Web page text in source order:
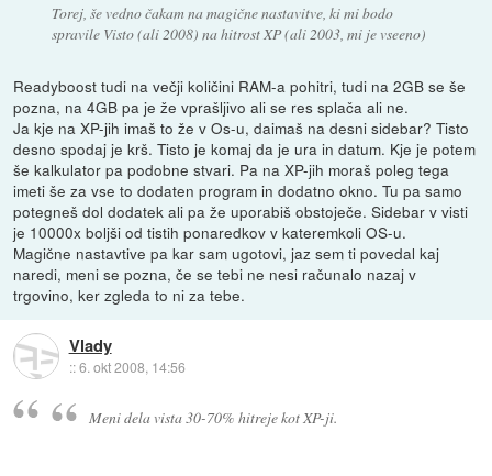
Torej, še vedno čakam na magične nastavitve, ki mi bodo
spravile Visto (ali 2008) na hitrost XP (ali 2003, mi je vseeno)
Readyboost tudi na večji količini RAM-a pohitri, tudi na 2GB se še
pozna, na 4GB pa je že vprašljivo ali se res splača ali ne.
Ja kje na XP-jih imaš to že v Os-u, daimaš na desni sidebar? Tisto
desno spodaj je krš. Tisto je komaj da je ura in datum. Kje je potem
še kalkulator pa podobne stvari. Pa na XP-jih moraš poleg tega
imeti še za vse to dodaten program in dodatno okno. Tu pa samo
potegneš dol dodatek ali pa že uporabiš obstoječe. Sidebar v visti
je 10000x boljši od tistih ponaredkov v kateremkoli OS-u.
Magične nastavtive pa kar sam ugotovi, jaz sem ti povedal kaj
naredi, meni se pozna, če se tebi ne nesi računalo nazaj v
trgovino, ker zgleda to ni za tebe.
Vlady
::6. okt 2008, 14:56
Meni dela vista 30-70% hitreje kot XP-ji.